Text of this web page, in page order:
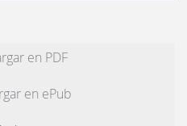
en PDF
en ePub